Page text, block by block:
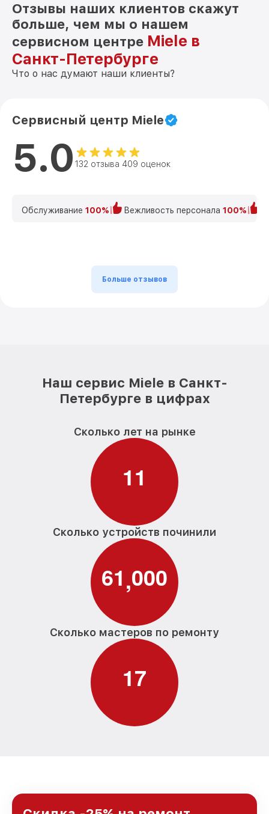
Отзывы наших клиентов скажут
больше, чем мы о нашем
сервисном центре Miele в
Санкт-Петербурге
Что о нас думают наши клиенты?
Сервисный центр Miele
5.0 132 отзыва 409 оценок
Обслуживание 100% Вежливость персонала 100%
Больше отзывов
Наш сервис Miele в Санкт-
Петербурге в цифрах
Сколько лет на рынке
11
Сколько устройств починили
61,000
Сколько мастеров по ремонту
17